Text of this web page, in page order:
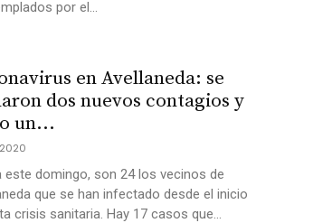
por el...
en Avellaneda: se
dos nuevos contagios y
un...
este domingo, son 24 los vecinos de
que se han infectado desde el inicio
crisis sanitaria. Hay 17 casos que...